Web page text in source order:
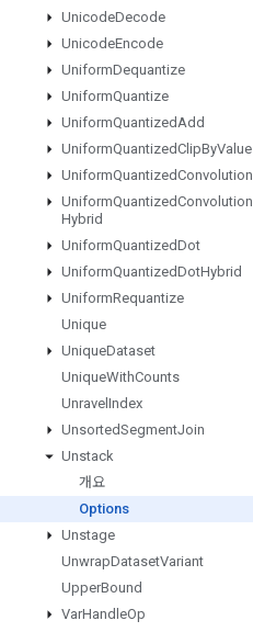
UnicodeDecode
UnicodeEncode
UniformDequantize
UniformQuantize
UniformQuantizedAdd
UniformQuantizedClipByValue
UniformQuantizedConvolution
UniformQuantizedConvolution
Hybrid
UniformQuantizedDot
UniformQuantizedDotHybrid
UniformRequantize
Unique
UniqueDataset
UniqueWithCounts
Unravel Index
UnsortedSegmentJoin
Unstack
개요
Options
Unstage
UnwrapDatasetVariant
UpperBound
VarHandleOp